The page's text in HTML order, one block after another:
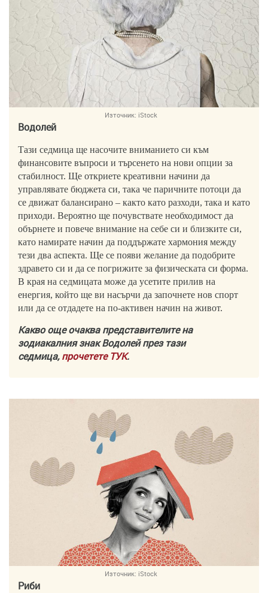
Източник: iStock
Водолей
Тази седмица ще насочите вниманието си към
финансовите въпроси и търсенето на нови опции за
стабилност. Ще откриете креативни начини да
управлявате бюджета си, така че паричните потоци да
се движат балансирано – както като разходи, така и като
приходи. Вероятно ще почувствате необходимост да
обърнете и повече внимание на себе си и близките си,
като намирате начин да поддържате хармония между
тези два аспекта. Ще се появи желание да подобрите
здравето си и да се погрижите за физическата си форма.
В края на седмицата може да усетите прилив на
енергия, който ще ви насърчи да започнете нов спорт
или да се отдадете на по-активен начин на живот.
Какво още очаква представителите на
зодиакалния знак Водолей през тази
седмица,прочетете ТУК.
Източник: iStock
Риби